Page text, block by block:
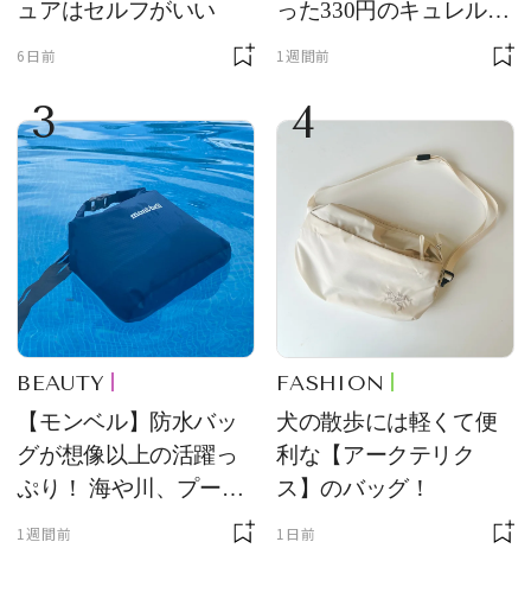
ュアはセルフがいい
6日前
った330円のキュレル名
1週間前
3
BEAUTY
【モンベル】防水バッ
グが想像以上の活躍っ
ぷり！ 海や川、プール
1週間前
4
FASHION
犬の散歩には軽くて便
利な【アークテリク
ス】のバッグ！
1日前